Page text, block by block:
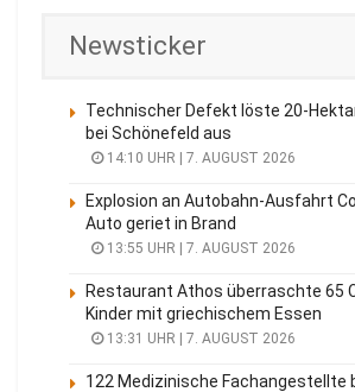
Newsticker
Technischer Defekt löste 20-
bei Schönefeld aus
14:10 UHR | 7. AUGUST 2026
Explosion an Autobahn-Ausfahrt
Auto geriet in Brand
13:55 UHR | 7. AUGUST 2026
Restaurant Athos überraschte 65
Kinder mit griechischem Essen
13:31 UHR | 7. AUGUST 2026
122 Medizinische Fachangestellte